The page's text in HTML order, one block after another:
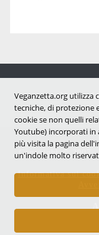
Notizie
Copyright © 2007 -
Informativa sui
Veganzetta.org utilizza
tecniche, di protezione
cookie se non quelli
Youtube) incorporati in
più visita la pagina
un'indole molto